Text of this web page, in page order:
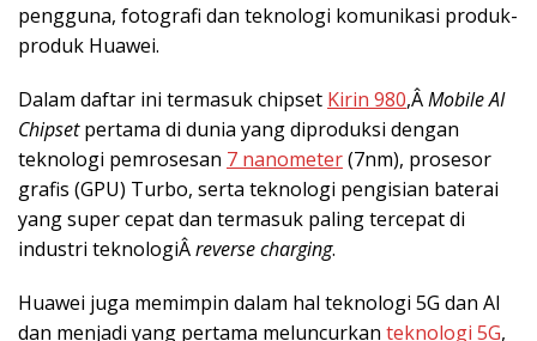
pengguna, fotografi dan teknologi komunikasi produk-
produk Huawei.
Dalam daftar ini termasuk chipset Kirin 980,ÂMobile AI
Chipsetpertama di dunia yang diproduksi dengan
teknologi pemrosesan 7 nanometer(7nm), prosesor
grafis (GPU) Turbo, serta teknologi pengisian baterai
yang super cepat dan termasuk paling tercepat di
industri teknologiÂreverse charging.
Huawei juga memimpin dalam hal teknologi 5G dan AI
dan menjadi yang pertama meluncurkan teknologi 5G,